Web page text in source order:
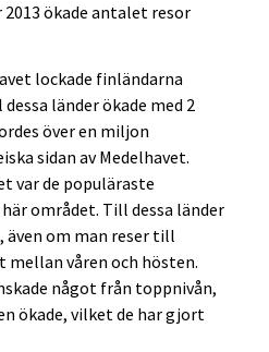
ökade antalet resor
lockade finländarna
länder ökade med 2
över en miljon
sidan av Medelhavet.
var de populäraste
området. Till dessa länder
om man reser till
mellan våren och hösten.
något från toppnivån,
ökade, vilket de har gjort